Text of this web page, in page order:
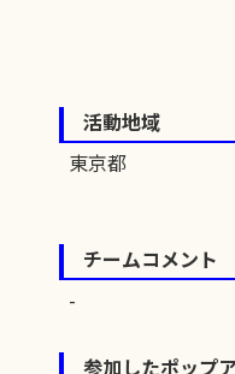
活動地域
東京都
チームコメント
参加したポップ